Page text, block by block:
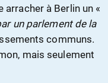
à Berlin un «
un parlement de la
communs.
mais seulement